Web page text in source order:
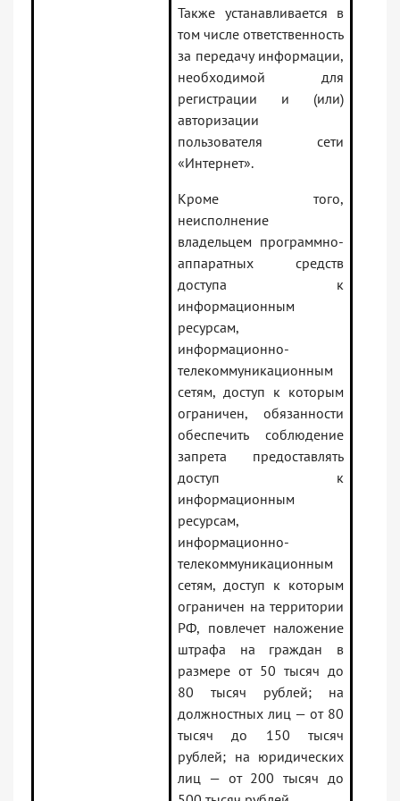
Также устанавливается в
том числе ответственность
за передачу информации,
необходимой для
регистрации и (или)
авторизации
пользователя сети
«Интернет».
Кроме того,
неисполнение
владельцем программно-
аппаратных средств
доступа к
информационным
ресурсам,
информационно-
телекоммуникационным
сетям, доступ к которым
ограничен, обязанности
обеспечить соблюдение
запрета предоставлять
доступ к
информационным
ресурсам,
информационно-
телекоммуникационным
сетям, доступ к которым
ограничен на территории
РФ, повлечет наложение
штрафа на граждан в
размере от 50 тысяч до
80 тысяч рублей; на
должностных лиц — от 80
тысяч до 150 тысяч
рублей; на юридических
лиц — от 200 тысяч до